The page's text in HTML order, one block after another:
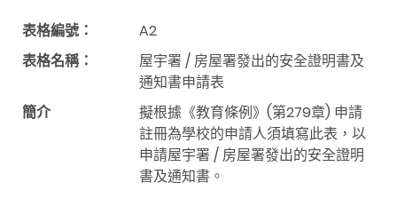
表格編號：
A2
表格名稱：
屋宇署 / 房屋署發出的安全證明書及
通知書申請表
簡介
擬根據《教育條例》(第279章) 申請
註冊為學校的申請人須填寫此表，以
申請屋宇署 / 房屋署發出的安全證明
書及通知書。